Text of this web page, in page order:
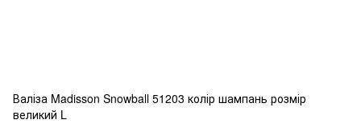
Валіза Madisson Snowball 51203 колір шампань розмір
великий L